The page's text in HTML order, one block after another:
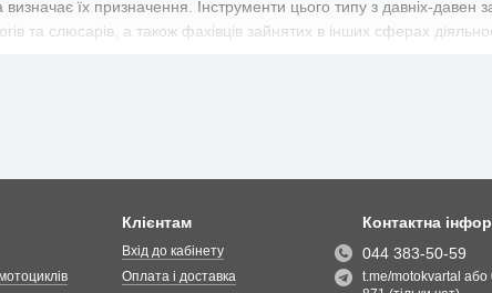
їх призначення. Інструменти цього типу з давніх-давен
та слюсарів, а також фахівців зайнятих в інших сферах
вони завдяки зубчастій виїмці на губках дозволяють здійснити
процес захоплення та утримання труб різного діаметра.
Клієнтам
Вхід до кабінету
Оплата і доставка
Контактна
044 383-50-59
t.me/motokvartal